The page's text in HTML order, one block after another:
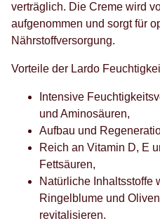
verträglich. Die Creme wird
aufgenommen und sorgt für
Nährstoffversorgung.
Vorteile der Lardo
Intensive
und Aminosäuren,
Aufbau und
Reich an Vitamin D, E
Fettsäuren,
Natürliche Inhaltsstoffe
Ringelblume und
revitalisieren.